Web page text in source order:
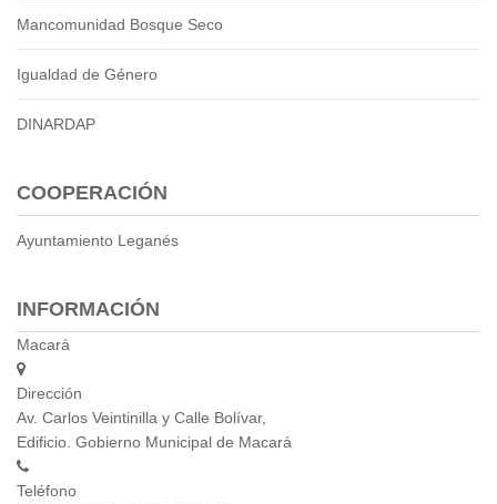
Mancomunidad Bosque Seco
Igualdad de Género
DINARDAP
COOPERACIÓN
Ayuntamiento Leganés
INFORMACIÓN
Macará
Dirección
Av. Carlos Veintinilla y Calle Bolívar,
Edificio. Gobierno Municipal de Macará
Teléfono